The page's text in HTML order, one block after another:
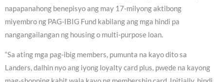
napapanahong benepisyo ang may 17-milyong aktibong
miyembro ng PAG-IBIG Fund kabilang ang mga hindi pa
nangangailangan ng housing o multi-purpose loan.
“Sa ating mga pag-ibig members, pumunta na kayo dito sa
Landers, dalhin nyo ang iyong loyalty card plus, pwede na kayong